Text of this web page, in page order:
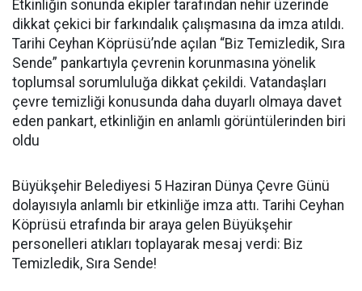
Etkinliğin sonunda ekipler tarafından nehir üzerinde
dikkat çekici bir farkındalık çalışmasına da imza atıldı.
Tarihi Ceyhan Köprüsü’nde açılan “Biz Temizledik, Sıra
Sende” pankartıyla çevrenin korunmasına yönelik
toplumsal sorumluluğa dikkat çekildi. Vatandaşları
çevre temizliği konusunda daha duyarlı olmaya davet
eden pankart, etkinliğin en anlamlı görüntülerinden biri
oldu
Büyükşehir Belediyesi 5 Haziran Dünya Çevre Günü
dolayısıyla anlamlı bir etkinliğe imza attı. Tarihi Ceyhan
Köprüsü etrafında bir araya gelen Büyükşehir
personelleri atıkları toplayarak mesaj verdi: Biz
Temizledik, Sıra Sende!